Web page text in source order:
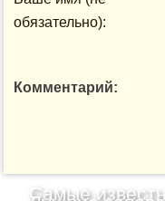
обязательно):
Комментарий:
Самые